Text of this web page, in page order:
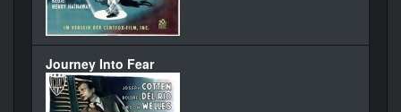
Journey Into Fear